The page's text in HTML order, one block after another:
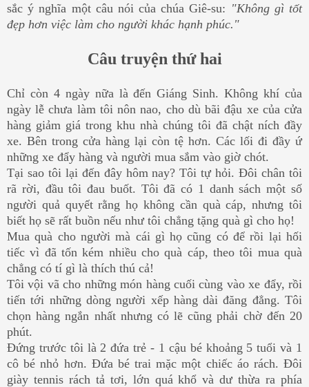
sắc ý nghĩa một câu nói của chúa Giê-su: "Không gì tốt
đẹp hơn việc làm cho người khác hạnh phúc."
Câu truyện thứ hai
Chỉ còn 4 ngày nữa là đến Giáng Sinh. Không khí của
ngày lễ chưa làm tôi nôn nao, cho dù bãi đậu xe của cửa
hàng giảm giá trong khu nhà chúng tôi đã chật ních đầy
xe. Bên trong cửa hàng lại còn tệ hơn. Các lối đi đầy ứ
những xe đẩy hàng và người mua sắm vào giờ chót.
Tại sao tôi lại đến đây hôm nay? Tôi tự hỏi. Đôi chân tôi
rã rời, đầu tôi đau buốt. Tôi đã có 1 danh sách một số
người quả quyết rằng họ không cần quà cáp, nhưng tôi
biết họ sẽ rất buồn nếu như tôi chẳng tặng quà gì cho họ!
Mua quà cho người mà cái gì họ cũng có để rồi lại hối
tiếc vì đã tốn kém nhiều cho quà cáp, theo tôi mua quà
chẳng có tí gì là thích thú cả!
Tôi vội vã cho những món hàng cuối cùng vào xe đẩy, rồi
tiến tới những dòng người xếp hàng dài đăng đẳng. Tôi
chọn hàng ngắn nhất nhưng có lẽ cũng phải chờ đến 20
phút.
Đứng trước tôi là 2 đứa trẻ - 1 cậu bé khoảng 5 tuổi và 1
cô bé nhỏ hơn. Đứa bé trai mặc một chiếc áo rách. Đôi
giày tennis rách tả tơi, lớn quá khổ và dư thừa ra phía